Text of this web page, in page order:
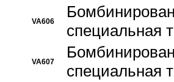
VA606
специальная
VA607
специальная